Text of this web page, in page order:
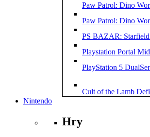
Paw Patrol: Dino
Paw Patrol: Dino
PS BAZAR: Starfield
Playstation Portal
PlayStation 5
Cult of the Lamb
Nintendo
Hry